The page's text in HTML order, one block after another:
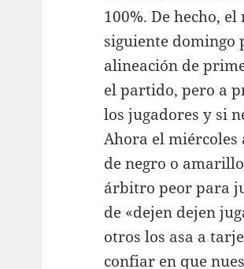
100%. De hecho,
siguiente domingo
alineación de
el partido, pero a
los jugadores y si
Ahora el
de negro o
árbitro peor para
de «dejen dejen
otros los asa a
confiar en que